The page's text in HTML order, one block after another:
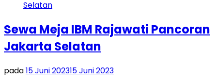
Sewa Meja IBM Rajawati Pancoran
Jakarta Selatan
pada15 Juni 202315 Juni 2023